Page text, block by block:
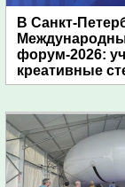
В Санкт-
форум-2026:
креативные